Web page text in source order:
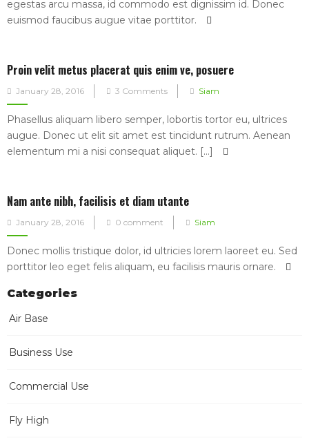
egestas arcu massa, id commodo est dignissim id. Donec
euismod faucibus augue vitae porttitor.
Proin velit metus placerat quis enim ve, posuere
Posted
on
January 28, 2016 3 Comments Siam
Phasellus aliquam libero semper, lobortis tortor eu, ultrices
augue. Donec ut elit sit amet est tincidunt rutrum. Aenean
elementum mi a nisi consequat aliquet. [...]
Nam ante nibh, facilisis et diam utante
Posted
on
January 28, 2016 0 comment Siam
Donec mollis tristique dolor, id ultricies lorem laoreet eu. Sed
porttitor leo eget felis aliquam, eu facilisis mauris ornare.
Categories
Air Base
Business Use
Commercial Use
Fly High